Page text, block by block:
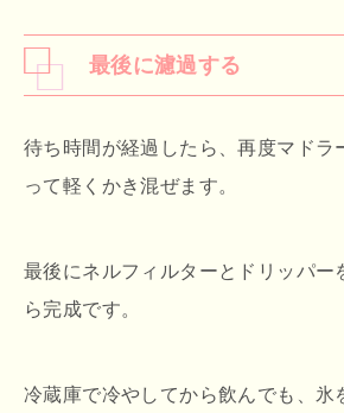
最後に濾過する
待ち時間が経過したら、再度マドラ
って軽くかき混ぜます。
最後にネルフィルターとドリッパー
ら完成です。
冷蔵庫で冷やしてから飲んでも、氷